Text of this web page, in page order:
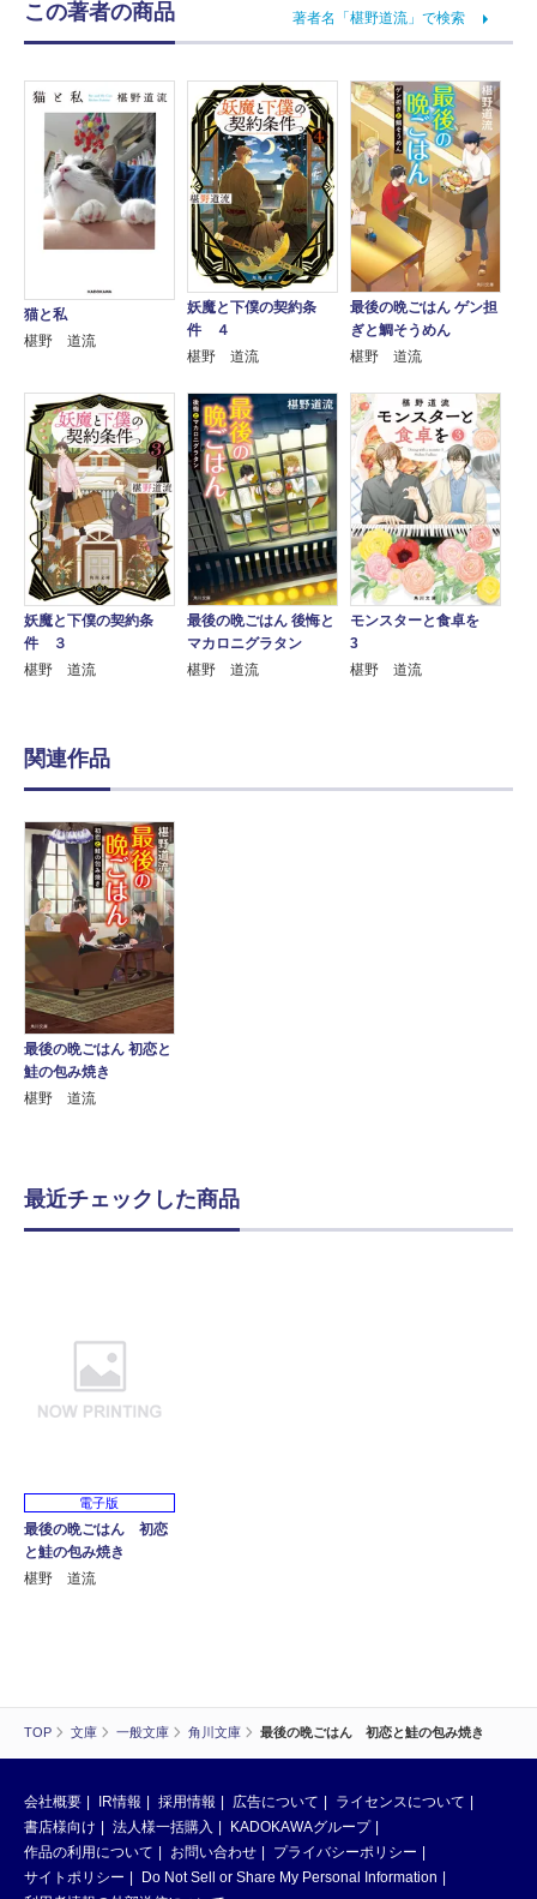
TOP 文庫 一般文庫 角川文庫 最後の晩ごはん 初恋と鮭の包み焼き
この著者の商品 著者名「椹野道流」で検索
猫と私
椹野 道流
妖魔と下僕の契約条
件 ４
椹野 道流
最後の晩ごはん ゲン担
ぎと鯛そうめん
椹野 道流
妖魔と下僕の契約条
件 ３
椹野 道流
最後の晩ごはん 後悔と
マカロニグラタン
椹野 道流
モンスターと食卓を
3
椹野 道流
関連作品
最後の晩ごはん 初恋と
鮭の包み焼き
椹野 道流
最近チェックした商品
電子版
最後の晩ごはん 初恋
と鮭の包み焼き
椹野 道流
会社概要 IR情報 採用情報 広告について
ライセンスについて
書店様向け
法人様一括購入
KADOKAWAグループ
作品の利用について
お問い合わせ
プライバシーポリシー
サイトポリシー
Do Not Sell or Share My Personal Information